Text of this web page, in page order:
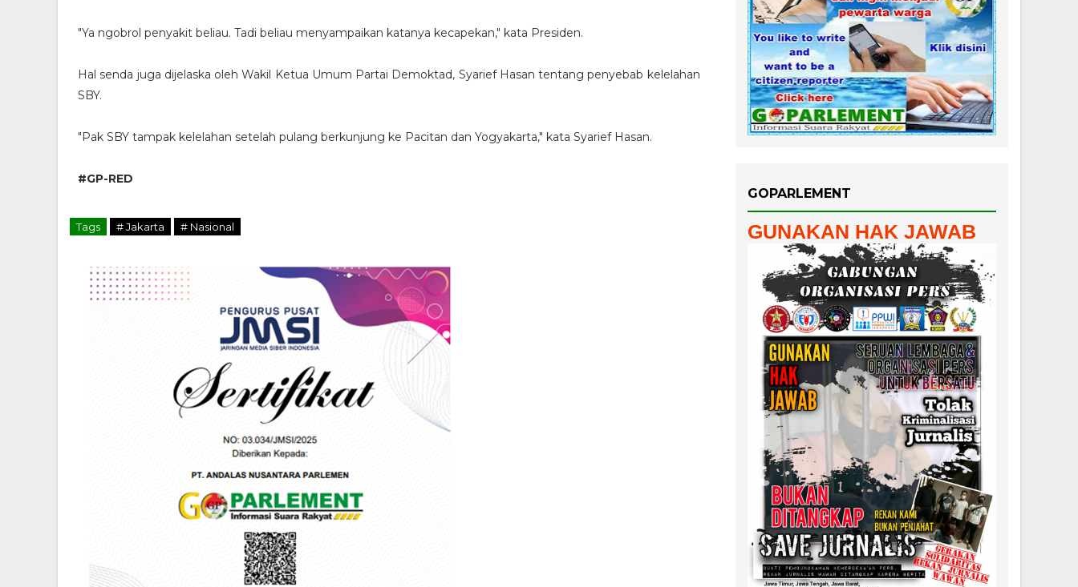
"Ya ngobrol penyakit beliau. Tadi beliau menyampaikan katanya kecapekan," kata Presiden.
Hal senda juga dijelaska oleh Wakil Ketua Umum Partai Demoktad, Syarief Hasan tentang penyebab kelelahan
SBY.
"Pak SBY tampak kelelahan setelah pulang berkunjung ke Pacitan dan Yogyakarta," kata Syarief Hasan.
#GP-RED
Tags # Jakarta # Nasional
GOPARLEMENT
GUNAKAN HAK JAWAB